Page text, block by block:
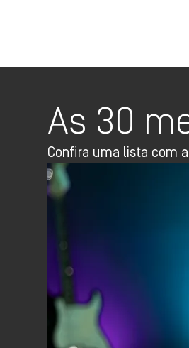
As 30
Confira uma lista com